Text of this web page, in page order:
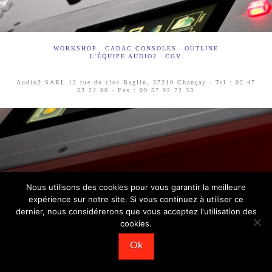
WORKSHOP CADAC CONSOLES
OUTLINE
L’ÉQUIPE AUDIO2
CGV
Audio2 SARL 12 rue du clos Baglin, 37210 Chançay - Tel : 02 47
53 22 80 - Fax : 09 57 92 72 33
Nous utilisons des cookies pour vous garantir la meilleure
expérience sur notre site. Si vous continuez à utiliser ce
dernier, nous considérerons que vous acceptez l'utilisation des
cookies.
Ok